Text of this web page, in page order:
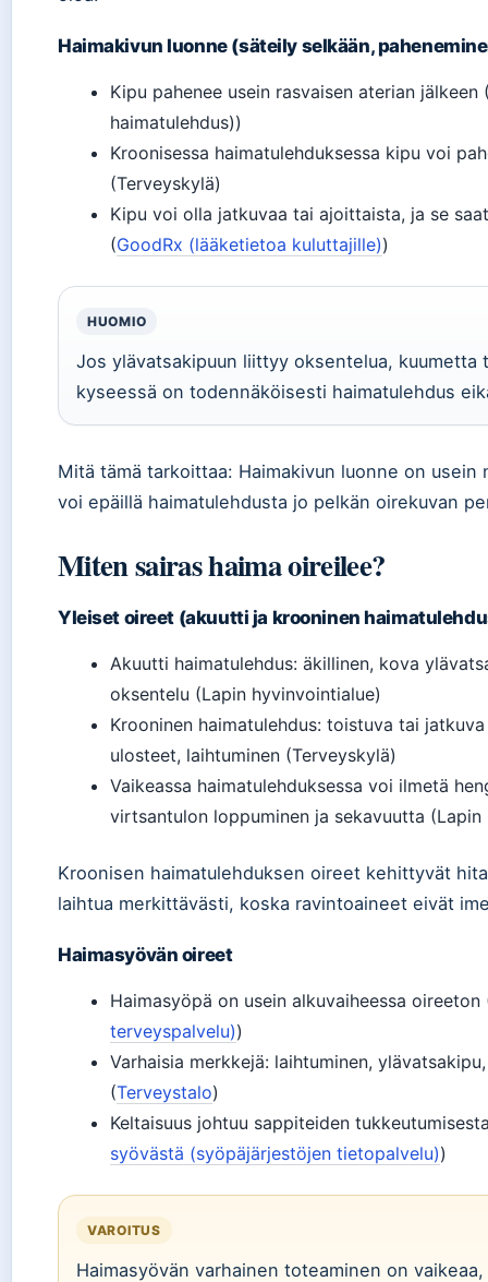
Haimakivun luonne (säteily selkään,
Kipu pahenee usein rasvaisen aterian
haimatulehdus))
Kroonisessa haimatulehduksessa kipu voi
(Terveyskylä)
Kipu voi olla jatkuvaa tai ajoittaista, ja se
(GoodRx (lääketietoa kuluttajille))
HUOMIO
Jos ylävatsakipuun liittyy oksentelua, kuumetta
kyseessä on todennäköisesti haimatulehdus
Mitä tämä tarkoittaa: Haimakivun luonne on
voi epäillä haimatulehdusta jo pelkän oirekuvan
Miten sairas haima oireilee?
Yleiset oireet (akuutti ja krooninen
Akuutti haimatulehdus: äkillinen, kova
oksentelu (Lapin hyvinvointialue)
Krooninen haimatulehdus: toistuva tai
ulosteet, laihtuminen (Terveyskylä)
Vaikeassa haimatulehduksessa voi ilmetä
virtsantulon loppuminen ja sekavuutta
Kroonisen haimatulehduksen oireet kehittyvät
laihtua merkittävästi, koska ravintoaineet eivät
Haimasyövän oireet
Haimasyöpä on usein alkuvaiheessa oireeton
terveyspalvelu))
Varhaisia merkkejä: laihtuminen,
(Terveystalo)
Keltaisuus johtuu sappiteiden
syövästä (syöpäjärjestöjen tietopalvelu))
VAROITUS
Haimasyövän varhainen toteaminen on